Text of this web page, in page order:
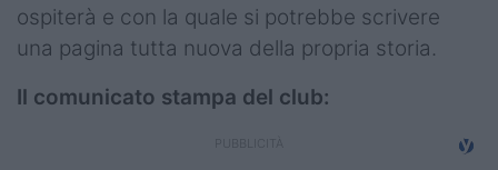
ospiterà e con la quale si potrebbe scrivere
una pagina tutta nuova della propria storia.
Il comunicato stampa del club: